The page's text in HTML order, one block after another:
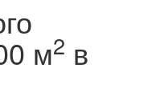
м2 в